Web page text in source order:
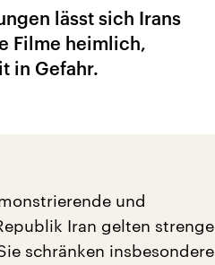
lässt sich Irans
Filme heimlich,
in Gefahr.
und
Iran gelten strenge
schränken insbesondere